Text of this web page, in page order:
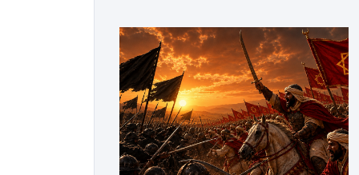
برؤية واضحة وطموحات كبيرة. فمنذ أكثر
من عقدين، وبقيادة صاحب الجلالة الملك
محمد السادس، شهدت المملكة تحولات
عميقة على مختلف المستويات.غير أن
[…]